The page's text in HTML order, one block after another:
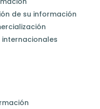
de su información